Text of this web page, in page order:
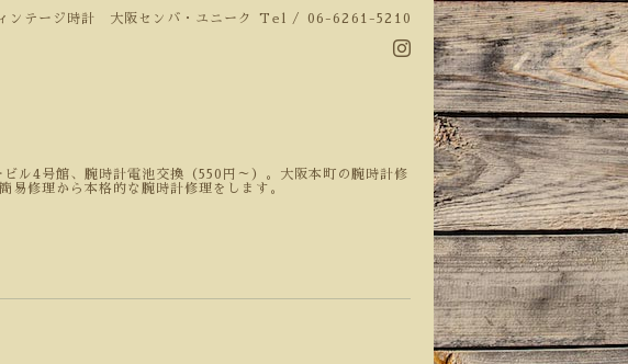
ンテージ時計 大阪センバ・ユニーク Tel / 06-6261-5210
ル4号館、腕時計電池交換（550円～）。大阪本町の腕時計修
易修理から本格的な腕時計修理をします。